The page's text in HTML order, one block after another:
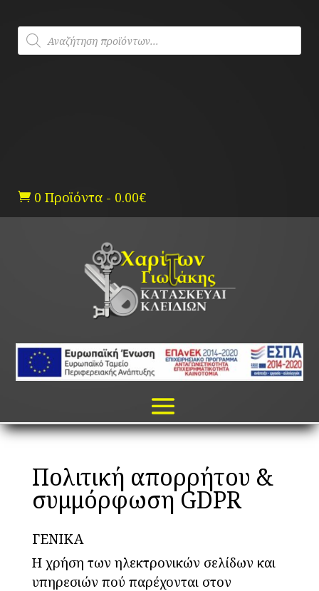
content
Products
search
 0 Προϊόντα - 0.00€
Πολιτική απορρήτου &
συμμόρφωση GDPR
ΓΕΝΙΚΑ
Η χρήση των ηλεκτρονικών σελίδων και
υπηρεσιών πού παρέχονται στον